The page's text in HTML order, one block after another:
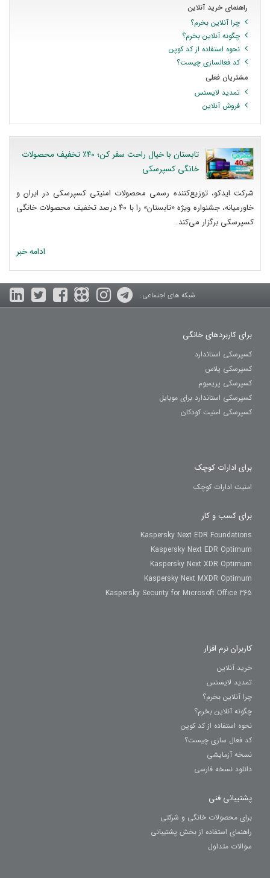
راهنمای خرید آنلاین
چرا آنلاین بخرم؟
چگونه آنلاین بخرم؟
نحوه استفاده از کد کوپن
کد فعالسازی چیست؟
مشتریان فعلی
تمدید لایسنس
فروش آنلاین
تابستان با خیال راحت سفر کن؛ ۴۰٪ تخفیف محصولات
خانگی کسپرسکی
شرکت ایدکو، توزیع‌کننده رسمی محصولات امنیتی کسپرسکی در ایران و
خاورمیانه، جشنواره ویژه «تابستان» را با ۴۰ درصد تخفیف محصولات خانگی
کسپرسکی برگزار می‌کند.
ادامه خبر
شبکه های اجتماعی :
برای کاربردهای خانگی
کسپرسکی استاندارد
کسپرسکی پلاس
کسپرسکی پریمیوم
کسپرسکی استاندارد برای موبایل
کسپرسکی امنیت کودکان
برای ادارات کوچک
امنیت ادارات کوچک
برای کسب و کار
Kaspersky Next EDR Foundations
Kaspersky Next EDR Optimum
Kaspersky Next XDR Optimum
Kaspersky Next MXDR Optimum
Kaspersky Security for Microsoft Office 365
کاربران نرم افزار
خرید آنلاین
تمدید لایسنس
چرا آنلاین بخرم؟
چگونه آنلاین بخرم؟
نحوه استفاده از کد کوپن
کد فعال سازی چیست؟
نسخه آزمایشی
دانلود نسخه فارسی
پشتیبانی فنی
برای محصولات خانگی و شرکتی
راهنمای استفاده از بخش پشتیبانی
سوالات متداول